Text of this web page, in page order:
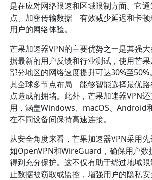
是在应对网络限速和区域限制方面。它
点、加密传输数据，有效减少延迟和卡
用户的网络体验。
芒果加速器VPN的主要优势之一是其强
据最新的用户反馈和行业测试，使用芒果
部分地区的网络速度提升可达30%至
其全球多节点布局，能够智能选择最优
点造成的拥堵。此外，芒果加速器VPN
用，涵盖Windows、macOS、Android
在不同设备间保持高速连接。
从安全角度来看，芒果加速器VPN采用先
如OpenVPN和WireGuard，确保用户数
得到充分保护。这不仅有助于绕过地域
止数据被窃取或监控，增强用户的隐私